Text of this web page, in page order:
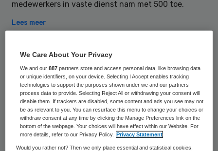
medewerkers in vaste dienst nam met 500 toe.
Lees meer
Dinsdag28 juli 2026
GGzE stopt met geliefde paardentherapie
We Care About Your Privacy
We and our887 partners store and access personal data, like browsing data
or unique identifiers, on your device. Selecting I Accept enables tracking
technologies to support the purposes shown under we and our partners
process data to provide. Selecting Reject All or withdrawing your consent will
disable them. If trackers are disabled, some content and ads you see may not
be as relevant to you. You can resurface this menu to change your choices or
withdraw consent at any time by clicking the Manage Preferences link on the
bottom of the webpage. Your choices will have effect within our Website. For
more details, refer to our Privacy Policy.
Privacy Statement
Would you rather not? Then we only place essential and statistical cookies,